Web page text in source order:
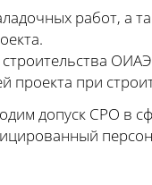
работ, а
проекта при
допуск СРО в